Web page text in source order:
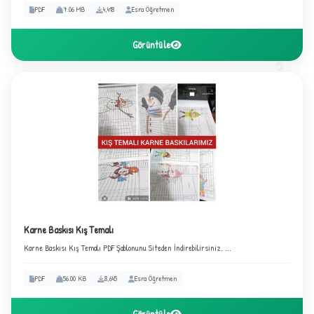
3
PDF 7.06 MB 4,418 Esra Öğretmen
Görüntüle
Karne Baskısı Kış Temalı
Karne Baskısı Kış Temalı PDF Şablonunu Siteden İndirebilirsiniz. ...
PDF 56.00 KB 8,645 Esra Öğretmen